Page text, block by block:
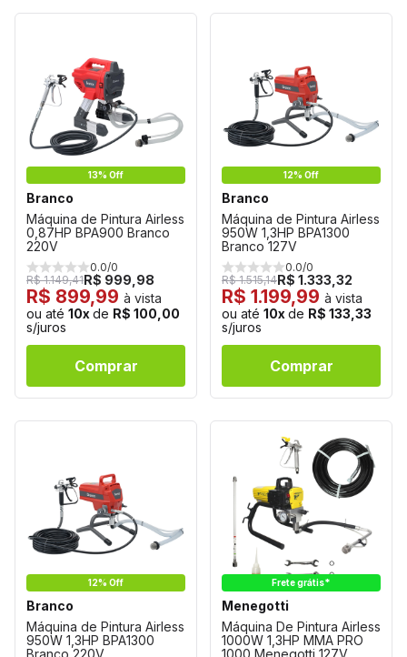
13% Off
Branco
Máquina de Pintura Airless
0,87HP BPA900 Branco
220V
0.0/0
R$ 1.149,41R$ 999,98
R$ 899,99 à vista
ou até 10x de R$ 100,00
s/juros
Comprar
12% Off
Branco
Máquina de Pintura Airless
950W 1,3HP BPA1300
Branco 127V
0.0/0
R$ 1.515,14R$ 1.333,32
R$ 1.199,99 à vista
ou até 10x de R$ 133,33
s/juros
Comprar
12% Off
Branco
Máquina de Pintura Airless
950W 1,3HP BPA1300
Branco 220V
Frete grátis*
Menegotti
Máquina De Pintura Airless
1000W 1,3HP MMA PRO
1000 Menegotti 127V